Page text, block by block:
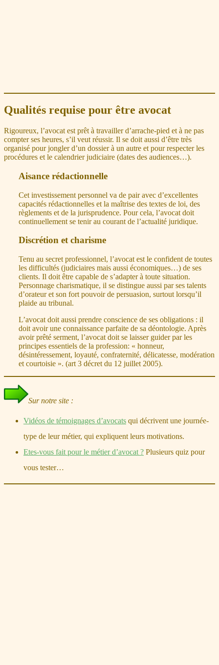
Qualités requise pour être avocat
Rigoureux, l’avocat est prêt à travailler d’arrache-pied et à ne pas
compter ses heures, s’il veut réussir. Il se doit aussi d’être très
organisé pour jongler d’un dossier à un autre et pour respecter les
procédures et le calendrier judiciaire (dates des audiences…).
Aisance rédactionnelle
Cet investissement personnel va de pair avec d’excellentes
capacités rédactionnelles et la maîtrise des textes de loi, des
règlements et de la jurisprudence. Pour cela, l’avocat doit
continuellement se tenir au courant de l’actualité juridique.
Discrétion et charisme
Tenu au secret professionnel, l’avocat est le confident de toutes
les difficultés (judiciaires mais aussi économiques…) de ses
clients. Il doit être capable de s’adapter à toute situation.
Personnage charismatique, il se distingue aussi par ses talents
d’orateur et son fort pouvoir de persuasion, surtout lorsqu’il
plaide au tribunal.
L’avocat doit aussi prendre conscience de ses obligations : il
doit avoir une connaissance parfaite de sa déontologie. Après
avoir prêté serment, l’avocat doit se laisser guider par les
principes essentiels de la profession: « honneur,
désintéressement, loyauté, confraternité, délicatesse, modération
et courtoisie ». (art 3 décret du 12 juillet 2005).
Sur notre site :
Vidéos de témoignages d’avocats qui décrivent une journée-
type de leur métier, qui expliquent leurs motivations.
Etes-vous fait pour le métier d’avocat ? Plusieurs quiz pour
vous tester…